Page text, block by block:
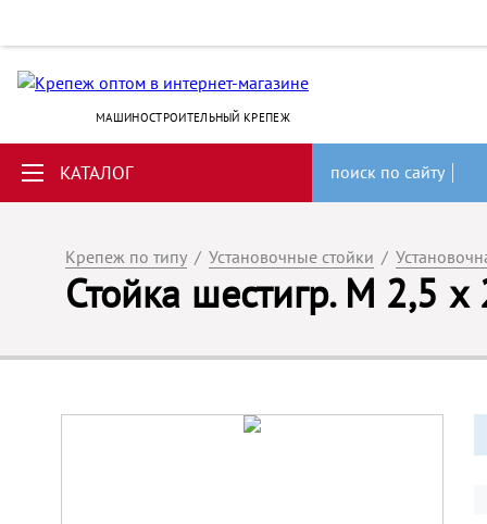
МАШИНОСТРОИТЕЛЬНЫЙ КРЕПЕЖ
КАТАЛОГ поиск по сайту
Крепеж по типу / Установочные стойки /
Стойка шестигр. M 2,5